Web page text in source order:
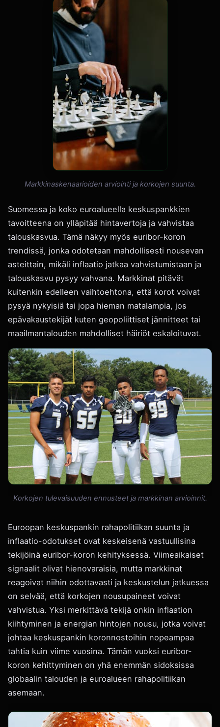
Markkinaskenaarioiden arviointi ja korkojen suunta.
Suomessa ja koko euroalueella keskuspankkien
tavoitteena on ylläpitää hintavertoja ja vahvistaa
talouskasvua. Tämä näkyy myös euribor-koron
trendissä, jonka odotetaan mahdollisesti nousevan
asteittain, mikäli inflaatio jatkaa vahvistumistaan ja
talouskasvu pysyy vahvana. Markkinat pitävät
kuitenkin edelleen vaihtoehtona, että korot voivat
pysyä nykyisiä tai jopa hieman matalampia, jos
epävakaustekijät kuten geopoliittiset jännitteet tai
maailmantalouden mahdolliset häiriöt eskaloituvat.
Korkojen tulevaisuuden ennusteet ja markkinan arvioinnit.
Euroopan keskuspankin rahapolitiikan suunta ja
inflaatio-odotukset ovat keskeisenä vastuullisina
tekijöinä euribor-koron kehityksessä. Viimeaikaiset
signaalit olivat hienovaraisia, mutta markkinat
reagoivat niihin odottavasti ja keskustelun jatkuessa
on selvää, että korkojen nousupaineet voivat
vahvistua. Yksi merkittävä tekijä onkin inflaation
kiihtyminen ja energian hintojen nousu, jotka voivat
johtaa keskuspankin koronnostoihin nopeampaa
tahtia kuin viime vuosina. Tämän vuoksi euribor-
koron kehittyminen on yhä enemmän sidoksissa
globaalin talouden ja euroalueen rahapolitiikan
asemaan.